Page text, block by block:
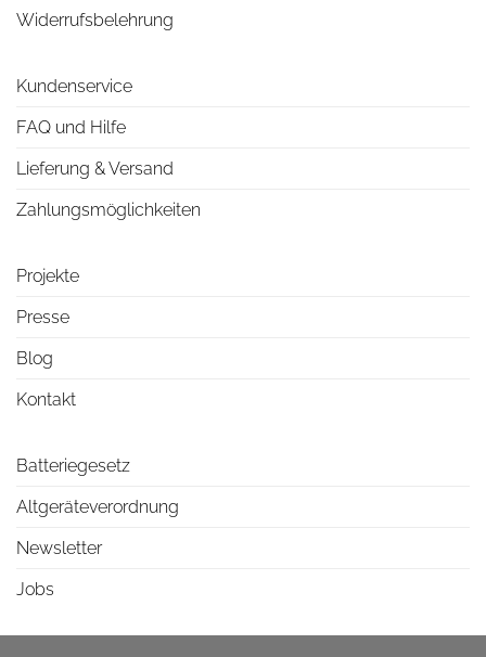
Widerrufsbelehrung
Kundenservice
FAQ und Hilfe
Lieferung & Versand
Zahlungsmöglichkeiten
Projekte
Presse
Blog
Kontakt
Batteriegesetz
Altgeräteverordnung
Newsletter
Jobs